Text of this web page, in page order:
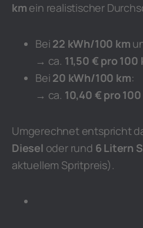
km ein realistischer
Bei 22 kWh/100 km
→ ca. 11,50 € pro 100
Bei 20 kWh/100 km:
→ ca. 10,40 € pro
Umgerechnet entspricht
Diesel oder rund 6 Litern
aktuellem Spritpreis).